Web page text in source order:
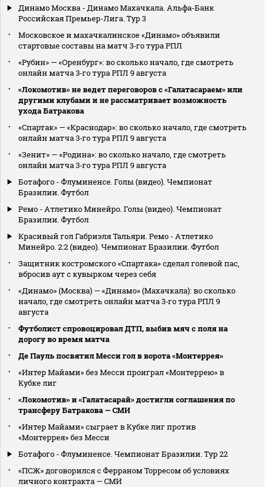
Динамо Москва - Динамо Махачкала. Альфа-Банк
Российская Премьер-Лига. Тур 3
Московское и махачкалинское «Динамо» объявили
стартовые составы на матч 3‑го тура РПЛ
«Рубин» — «Оренбург»: во сколько начало, где смотреть
онлайн матча 3‑го тура РПЛ 9 августа
«Локомотив» не ведет переговоров с «Галатасараем» или
другими клубами и не рассматривает возможность
ухода Батракова
«Спартак» — «Краснодар»: во сколько начало, где смотреть
онлайн матча 3‑го тура РПЛ 9 августа
«Зенит» — «Родина»: во сколько начало, где смотреть
онлайн матча 3‑го тура РПЛ 9 августа
Ботафого - Флуминенсе. Голы (видео). Чемпионат
Бразилии. Футбол
Ремо - Атлетико Минейро. Голы (видео). Чемпионат
Бразилии. Футбол
Красивый гол Габриэля Тальяри. Ремо - Атлетико
Минейро. 2:2 (видео). Чемпионат Бразилии. Футбол
Защитник костромского «Спартака» сделал голевой пас,
вбросив аут с кувырком через себя
«Динамо» (Москва) — «Динамо» (Махачкала): во сколько
начало, где смотреть онлайн матча 3‑го тура РПЛ 9
августа
Футболист спровоцировал ДТП, выбив мяч с поля на
дорогу во время матча
Де Пауль посвятил Месси гол в ворота «Монтеррея»
«Интер Майами» без Месси проиграл «Монтеррею» в
Кубке лиг
«Локомотив» и «Галатасарай» достигли соглашения по
трансферу Батракова — СМИ
«Интер Майами» сыграет в Кубке лиг против
«Монтеррея» без Месси
Ботафого - Флуминенсе. Чемпионат Бразилии. Тур 22
«ПСЖ» договорился с Ферраном Торресом об условиях
личного контракта — СМИ